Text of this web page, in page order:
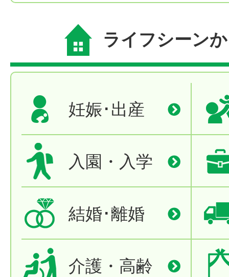
ライフシーン
妊娠･出産
入園・入学
結婚･離婚
介護・高齢